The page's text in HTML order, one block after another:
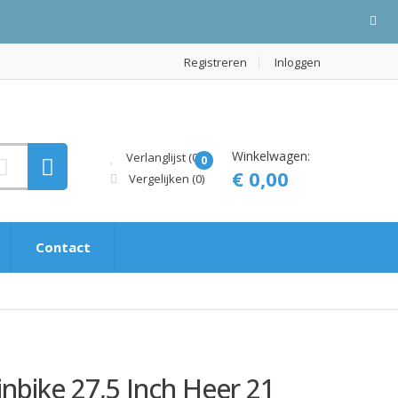
Registreren Inloggen
Verlanglijst (0)
Vergelijken (0)
0 Winkelwagen:
€ 0,00
Contact
27,5 Inch Heer 21